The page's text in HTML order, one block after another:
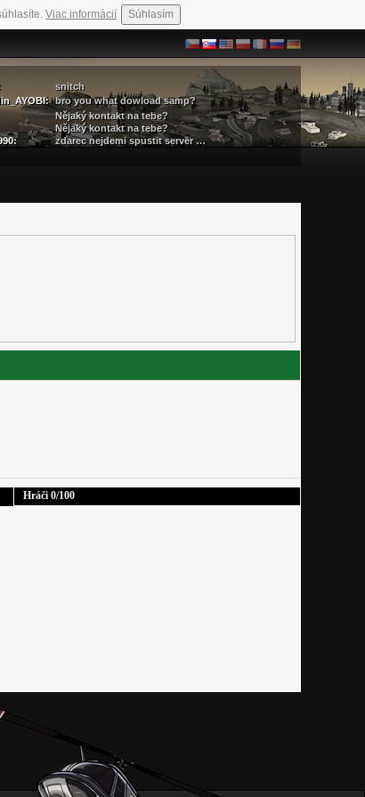
Viac informácií Súhlasím
snitch
bro you what dowload samp?
Nějaký kontakt na tebe?
Nějaký kontakt na tebe?
zdarec nejdemi spustit server …
Hráči 0/100